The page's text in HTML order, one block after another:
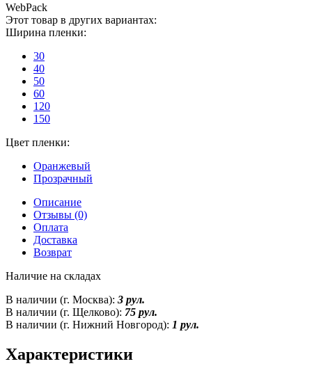
WebPack
Этот товар в других вариантах:
Ширина пленки:
30
40
50
60
120
150
Цвет пленки:
Оранжевый
Прозрачный
Описание
Отзывы (0)
Оплата
Доставка
Возврат
Наличие на складах
В наличии (г. Москва): 3 рул.
В наличии (г. Щелково): 75 рул.
В наличии (г. Нижний Новгород): 1 рул.
Характеристики